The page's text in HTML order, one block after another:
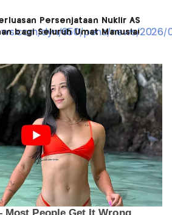
Persenjataan Nuklir AS
bagi Seluruh Umat Manusia!